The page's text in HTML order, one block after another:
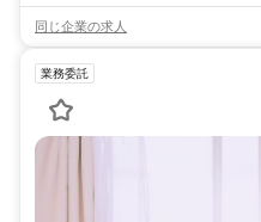
同じ企業の求人
業務委託